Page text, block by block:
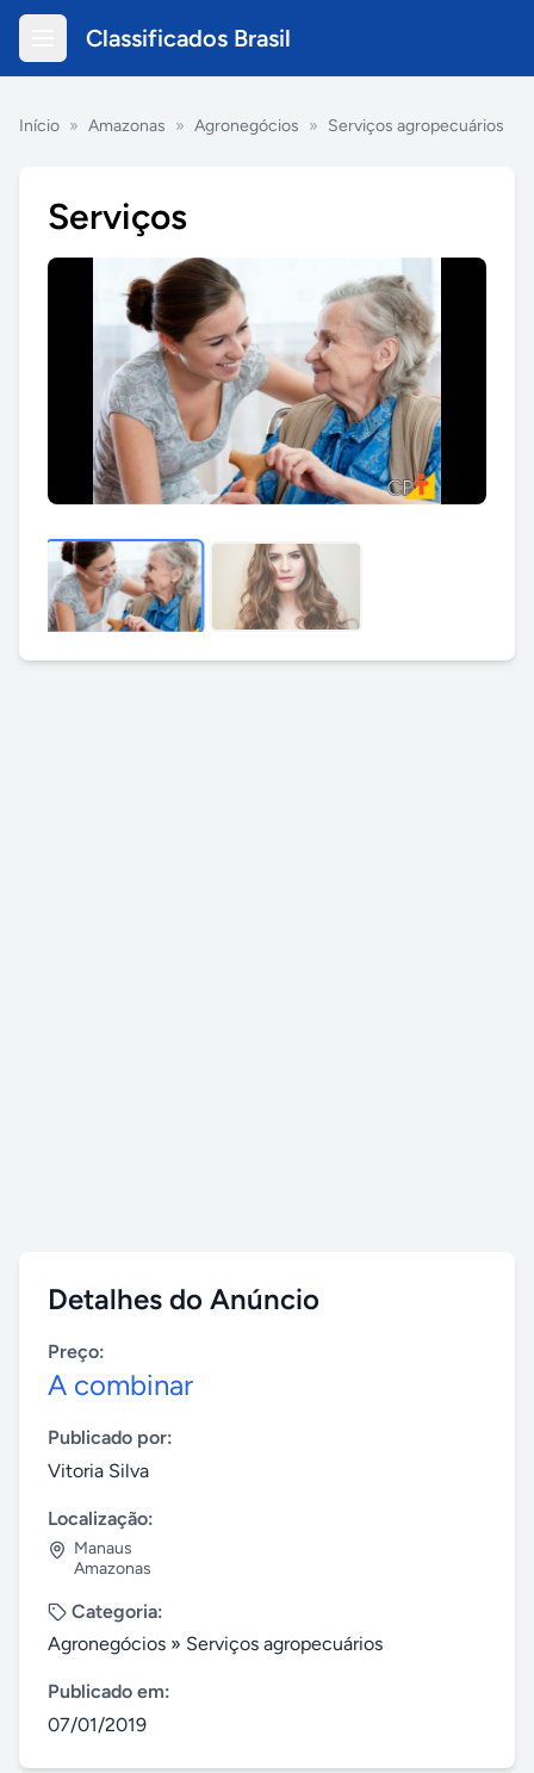
Classificados Brasil
Início » Amazonas » Agronegócios » Serviços agropecuários
Serviços
Detalhes do Anúncio
Preço:
A combinar
Publicado por:
Vitoria Silva
Localização:
Manaus
Amazonas
Categoria:
Agronegócios » Serviços agropecuários
Publicado em:
07/01/2019